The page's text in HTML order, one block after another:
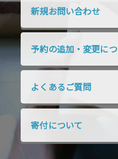
2019年9月
2019年4月
2018年7月 2018年6月
2018年4月 2018年3月
2018年1月 2017年12月
2017年10月 2017年9月
新規お問い合わせ
予約の追加・変更に
よくあるご質問
寄付について